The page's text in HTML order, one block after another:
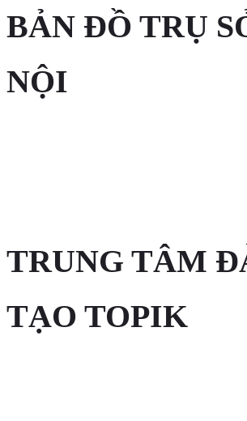
BẢN ĐỒ TRỤ
NỘI
TRUNG TÂM
TẠO TOPIK